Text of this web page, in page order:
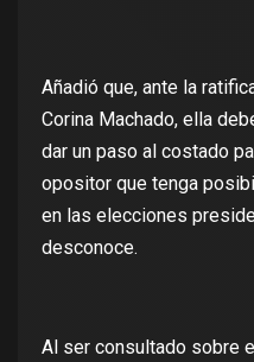
Añadió que, ante la
Corina Machado, ella
dar un paso al costado
opositor que tenga
en las elecciones
desconoce.
Al ser consultado sobre